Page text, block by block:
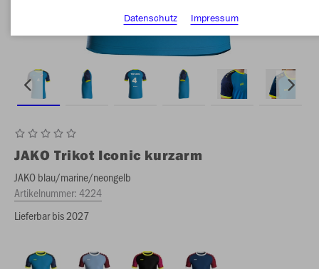
JAKO Trikot Iconic kurzarm
JAKO blau/marine/neongelb
Artikelnummer:4224
Lieferbar bis 2027
Datenschutz
Impressum